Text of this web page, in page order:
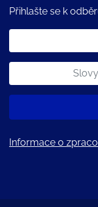
Přihlašte se k
Informace o